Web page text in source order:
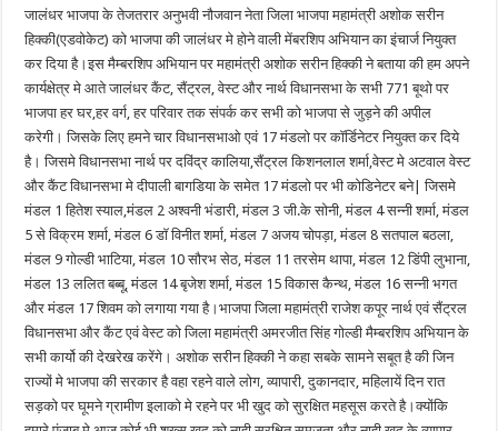
जालंधर भाजपा के तेजतरार अनुभवी नौजवान नेता जिला भाजपा महामंत्री अशोक सरीन
हिक्की(एडवोकेट) को भाजपा की जालंधर मे होने वाली मेंबरशिप अभियान का इंचार्ज नियुक्त
कर दिया है।इस मैम्बरशिप अभियान पर महामंत्री अशोक सरीन हिक्की ने बताया की हम अपने
कार्यक्षेत्र मे आते जालंधर कैंट, सैंट्रल, वेस्ट और नार्थ विधानसभा के सभी 771 बूथो पर
भाजपा हर घर,हर वर्ग, हर परिवार तक संपर्क कर सभी को भाजपा से जुड़ने की अपील
करेगी। जिसके लिए हमने चार विधानसभाओ एवं 17 मंडलो पर कॉर्डिनेटर नियुक्त कर दिये
है। जिसमे विधानसभा नार्थ पर दविंद्र कालिया,सैंट्रल किशनलाल शर्मा,वेस्ट मे अटवाल वेस्ट
और कैंट विधानसभा मे दीपाली बागडिया के समेत 17 मंडलो पर भी कोडिनेटर बने| जिसमे
मंडल 1 हितेश स्याल,मंडल 2 अश्वनी भंडारी, मंडल 3 जी.के सोनी, मंडल 4 सन्नी शर्मा, मंडल
5 से विक्रम शर्मा, मंडल 6 डॉ विनीत शर्मा, मंडल 7 अजय चोपड़ा, मंडल 8 सतपाल बठला,
मंडल 9 गोल्डी भाटिया, मंडल 10 सौरभ सेठ, मंडल 11 तरसेम थापा, मंडल 12 डिंपी लुभाना,
मंडल 13 ललित बब्बू, मंडल 14 बृजेश शर्मा, मंडल 15 विकास कैन्थ, मंडल 16 सन्नी भगत
और मंडल 17 शिवम को लगाया गया है।भाजपा जिला महामंत्री राजेश कपूर नार्थ एवं सैंट्रल
विधानसभा और कैंट एवं वेस्ट को जिला महामंत्री अमरजीत सिंह गोल्डी मैम्बरशिप अभियान के
सभी कार्यो की देखरेख करेंगे। अशोक सरीन हिक्की ने कहा सबके सामने सबूत है की जिन
राज्यों मे भाजपा की सरकार है वहा रहने वाले लोग, व्यापारी, दुकानदार, महिलायें दिन रात
सड़को पर घूमने ग्रामीण इलाको मे रहने पर भी खुद को सुरक्षित महसूस करते है।क्योंकि